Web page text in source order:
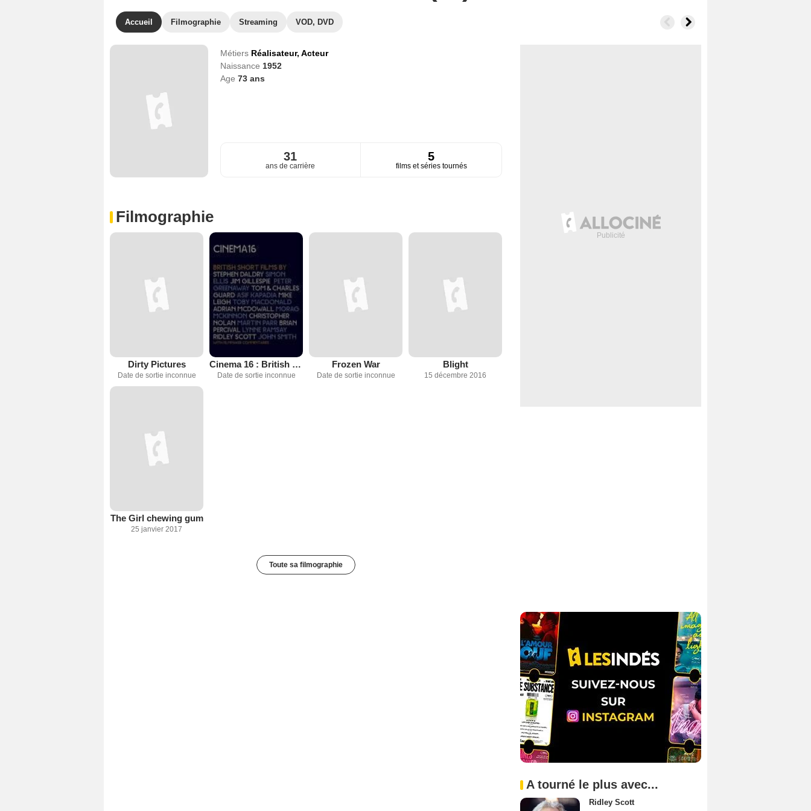
Accueil Filmographie Streaming VOD, DVD
Métiers Réalisateur, Acteur
Naissance 1952
Age 73ans
31
ans de carrière
5
films et séries tournés
Filmographie
Dirty Pictures
Date de sortie inconnue
Cinema 16 : British Short Films
Date de sortie inconnue
Frozen War
Date de sortie inconnue
Blight
15 décembre 2016
The Girl chewing gum
25 janvier 2017
Toute sa filmographie
A tourné le plus avec...
Ridley Scott